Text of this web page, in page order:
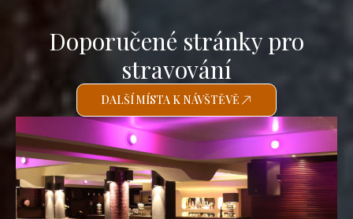
Doporučené stránky pro
stravování
DALŠÍ MÍSTA K NÁVŠTĚVĚ